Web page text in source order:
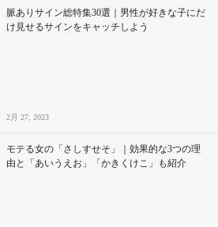
脈ありサイン総特集30選｜男性が好きな子にだ
け見せるサインをキャッチしよう
2月 27, 2023
モテる女の「さしすせそ」｜効果的な3つの理
由と「あいうえお」「かきくけこ」も紹介